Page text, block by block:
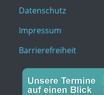
Datenschutz
Impressum
Barrierefreiheit